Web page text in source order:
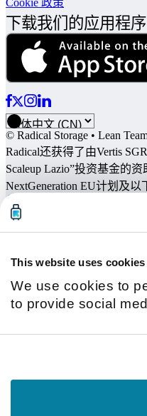
This website uses cookies
We use cookies to
to provide social
use of our site with
and analytics
Cookie 政策
下载我们的应用程序
© Radical Storage • Lean
Radical还获得了由Vertis
Scaleup Lazio”投资基金的
NextGeneration EU计划及以